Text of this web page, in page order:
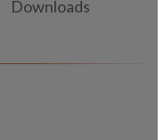
Downloads